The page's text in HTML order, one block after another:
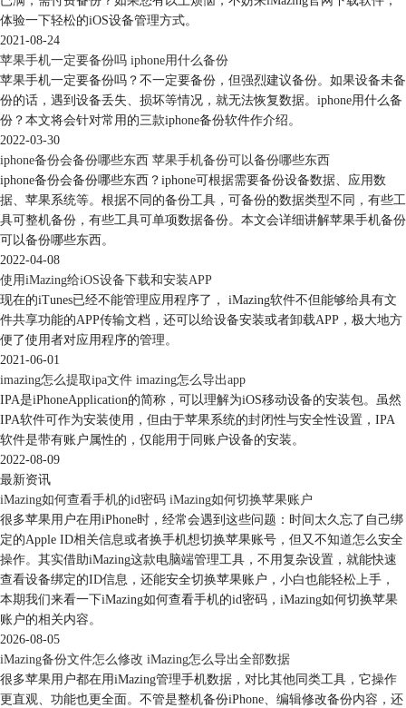
恢复备份
在iMazing中对Goodnotes的数据进行恢复也很方便，依旧是在“管理应用程
序”中选中Goodnotes，然后在下拉菜单中选择“恢复应用软件数据”，选择
之前自己备份好的文件（后缀为imazingapp），便可以对Goodnotes进行数
据恢复。
图5:选中所需文件
需要注意的是，在设备重启后，还需要输入iOS设备的密码进行解锁。解
锁后选择【不传输App与数据】
体验一下轻松的iOS设备管理方式。
2021-08-24
苹果手机一定要备份吗 iphone用什么备份
苹果手机一定要备份吗？不一定要备份，但强烈建议备份。如果设备未备
份的话，遇到设备丢失、损坏等情况，就无法恢复数据。iphone用什么备
份？本文将会针对常用的三款iphone备份软件作介绍。
2022-03-30
iphone备份会备份哪些东西 苹果手机备份可以备份哪些东西
iphone备份会备份哪些东西？iphone可根据需要备份设备数据、应用数
据、苹果系统等。根据不同的备份工具，可备份的数据类型不同，有些工
具可整机备份，有些工具可单项数据备份。本文会详细讲解苹果手机备份
可以备份哪些东西。
2022-04-08
使用iMazing给iOS设备下载和安装APP
现在的iTunes已经不能管理应用程序了， iMazing软件不但能够给具有文
件共享功能的APP传输文档，还可以给设备安装或者卸载APP，极大地方
便了使用者对应用程序的管理。
2021-06-01
imazing怎么提取ipa文件 imazing怎么导出app
IPA是iPhoneApplication的简称，可以理解为iOS移动设备的安装包。虽然
IPA软件可作为安装使用，但由于苹果系统的封闭性与安全性设置，IPA
软件是带有账户属性的，仅能用于同账户设备的安装。
2022-08-09
最新资讯
iMazing如何查看手机的id密码 iMazing如何切换苹果账户
很多苹果用户在用iPhone时，经常会遇到这些问题：时间太久忘了自己绑
定的Apple ID相关信息或者换手机想切换苹果账号，但又不知道怎么安全
操作。其实借助iMazing这款电脑端管理工具，不用复杂设置，就能快速
查看设备绑定的ID信息，还能安全切换苹果账户，小白也能轻松上手，
本期我们来看一下iMazing如何查看手机的id密码，iMazing如何切换苹果
账户的相关内容。
2026-08-05
iMazing备份文件怎么修改 iMazing怎么导出全部数据
很多苹果用户都在用iMazing管理手机数据，对比其他同类工具，它操作
更直观、功能也更全面。不管是整机备份iPhone、编辑修改备份内容，还